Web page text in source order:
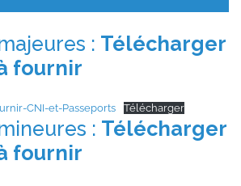
: Télécharger
fournir
CNI-et-Passeports Télécharger
: Télécharger
fournir